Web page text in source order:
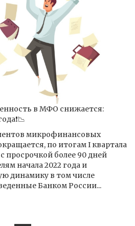
в МФО снижается:
микрофинансовых
по итогам I квартала
просрочкой более 90 дней
начала 2022 года и
динамику в том числе
Банком России...